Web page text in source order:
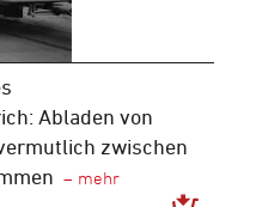
Abladen von
zwischen